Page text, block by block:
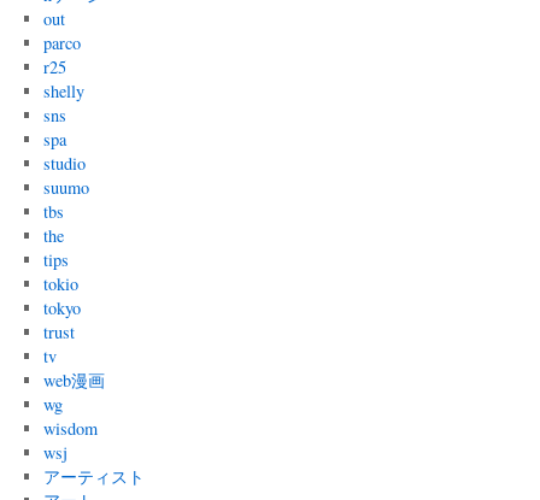
out
parco
r25
shelly
sns
spa
studio
suumo
tbs
the
tips
tokio
tokyo
trust
tv
web漫画
wg
wisdom
wsj
アーティスト